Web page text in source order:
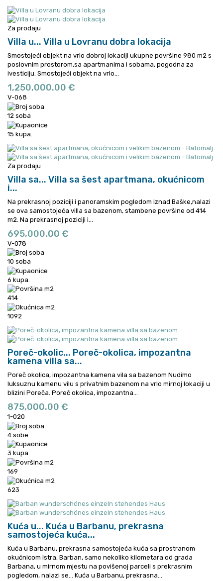
Za prodaju
Villa u... Villa u Lovranu dobra lokacija
Smostojeći objekt na vrlo dobroj lokaciji ukupne površine 980 m2 s
poslovnim prostorom,sa apartmanima i sobama, pogodna za
ivesticiju. Smostojeći objekt na vrlo...
1,250,000.00 €
V-068
12 soba
15 kupa.
Za prodaju
Villa sa... Villa sa šest apartmana, okućnicom
i...
Na prekrasnoj poziciji i panoramskim pogledom iznad Baške,nalazi
se ova samostojeća villa sa bazenom, stambene površine od 414
m2. Na prekrasnoj poziciji i...
695,000.00 €
V-078
10 soba
6 kupa.
414
1092
Poreč-okolic... Poreč-okolica, impozantna
kamena villa sa...
Poreč okolica, impozantna kamena vila sa bazenom Nudimo
luksuznu kamenu vilu s privatnim bazenom na vrlo mirnoj lokaciji u
blizini Poreča. Poreč okolica, impozantna...
875,000.00 €
1-020
4 sobe
3 kupa.
169
623
Kuća u... Kuća u Barbanu, prekrasna
samostojeća kuća...
Kuća u Barbanu, prekrasna samostojeća kuća sa prostranom
okućnicom Istra, Barban, samo nekoliko kilometara od grada
Barbana, u mirnom mjestu na povišenoj parceli s prekrasnim
pogledom, nalazi se...
Kuća u Barbanu, prekrasna...